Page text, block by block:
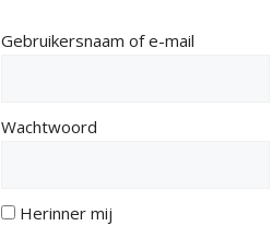
Gebruikersnaam of e-mail
Wachtwoord
Herinner mij